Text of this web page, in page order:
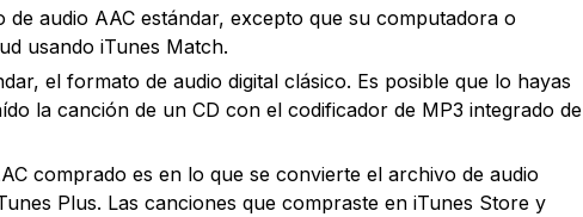
de audio AAC estándar, excepto que su computadora o
usando iTunes Match.
el formato de audio digital clásico. Es posible que lo hayas
la canción de un CD con el codificador de MP3 integrado de
comprado es en lo que se convierte el archivo de audio
Plus. Las canciones que compraste en iTunes Store y